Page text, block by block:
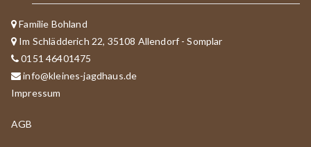
Familie Bohland
Im Schlädderich 22, 35108 Allendorf - Somplar
0151 46401475
info@kleines-jagdhaus.de
Impressum
AGB